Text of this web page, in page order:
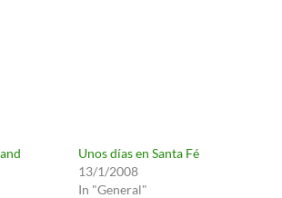
Unos días en Santa Fé
13/1/2008
In "General"